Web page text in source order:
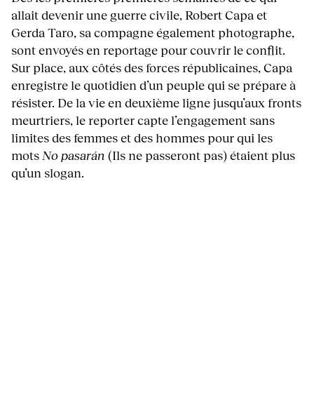
allait devenir une guerre civile, Robert Capa et
Gerda Taro, sa compagne également photographe,
sont envoyés en reportage pour couvrir le conflit.
Sur place, aux côtés des forces républicaines, Capa
enregistre le quotidien d’un peuple qui se prépare à
résister. De la vie en deuxième ligne jusqu’aux fronts
meurtriers, le reporter capte l’engagement sans
limites des femmes et des hommes pour qui les
mots No pasarán (Ils ne passeront pas) étaient plus
qu’un slogan.